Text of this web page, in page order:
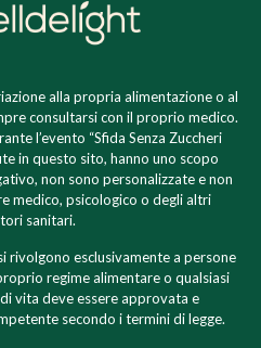
alla propria alimentazione o al
consultarsi con il proprio medico.
l’evento “Sfida Senza Zuccheri
in questo sito, hanno uno scopo
non sono personalizzate e non
medico, psicologico o degli altri
sanitari.
rivolgono esclusivamente a persone
regime alimentare o qualsiasi
vita deve essere approvata e
secondo i termini di legge.